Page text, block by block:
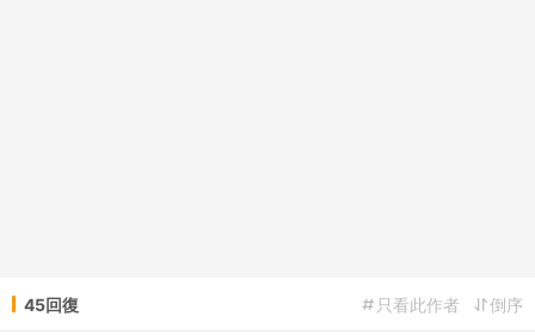
45回復 倒序
只看此作者